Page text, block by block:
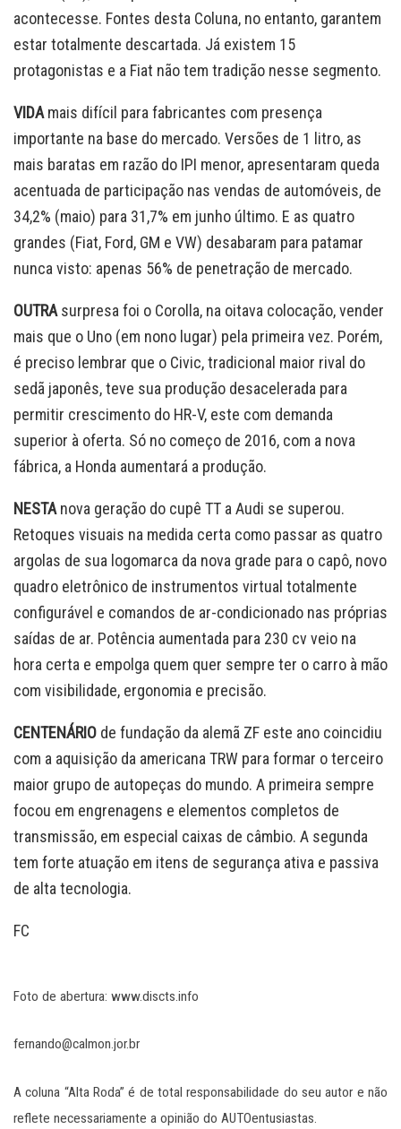
acontecesse. Fontes desta Coluna, no entanto, garantem
estar totalmente descartada. Já existem 15
protagonistas e a Fiat não tem tradição nesse segmento.
VIDAmais difícil para fabricantes com presença
importante na base do mercado. Versões de 1 litro, as
mais baratas em razão do IPI menor, apresentaram queda
acentuada de participação nas vendas de automóveis, de
34,2% (maio) para 31,7% em junho último. E as quatro
grandes (Fiat, Ford, GM e VW) desabaram para patamar
nunca visto: apenas 56% de penetração de mercado.
OUTRAsurpresa foi o Corolla, na oitava colocação, vender
mais que o Uno (em nono lugar) pela primeira vez. Porém,
é preciso lembrar que o Civic, tradicional maior rival do
sedã japonês, teve sua produção desacelerada para
permitir crescimento do HR-V, este com demanda
superior à oferta. Só no começo de 2016, com a nova
fábrica, a Honda aumentará a produção.
NESTAnova geração do cupê TT a Audi se superou.
Retoques visuais na medida certa como passar as quatro
argolas de sua logomarca da nova grade para o capô, novo
quadro eletrônico de instrumentos virtual totalmente
configurável e comandos de ar-condicionado nas próprias
saídas de ar. Potência aumentada para 230 cv veio na
hora certa e empolga quem quer sempre ter o carro à mão
com visibilidade, ergonomia e precisão.
CENTENÁRIO de fundação da alemã ZF este ano coincidiu
com a aquisição da americana TRW para formar o terceiro
maior grupo de autopeças do mundo. A primeira sempre
focou em engrenagens e elementos completos de
transmissão, em especial caixas de câmbio. A segunda
tem forte atuação em itens de segurança ativa e passiva
de alta tecnologia.
FC
Foto de abertura: www.discts.info
fernando@calmon.jor.br
A coluna “Alta Roda” é de total responsabilidade do seu autor e não
reflete necessariamente a opinião do AUTOentusiastas.